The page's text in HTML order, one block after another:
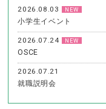
2026.08.03 NEW
小学生イベント
2026.07.24 NEW
OSCE
2026.07.21
就職説明会